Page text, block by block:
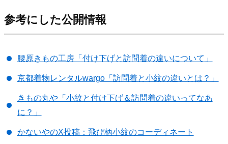
参考にした公開情報
腰原きもの工房「付け下げと訪問着の違いについて」
京都着物レンタルwargo「訪問着と小紋の違いとは？」
きもの丸や「小紋と付け下げ＆訪問着の違いってなあ
に？」
かないやのX投稿：飛び柄小紋のコーディネート